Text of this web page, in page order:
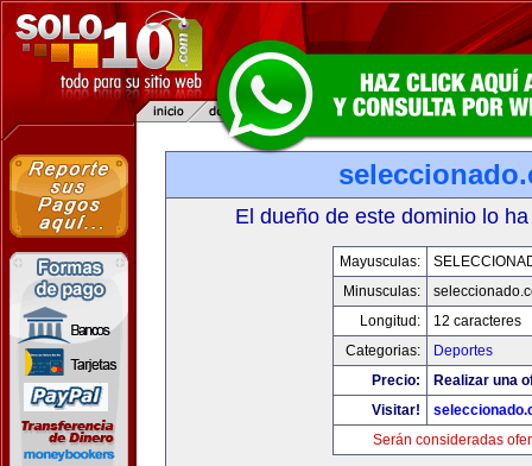
El dueño de este dominio lo
Mayusculas:
Minusculas:
Longitud:
12 caracteres
Categorias:
Deportes
Precio:
Realizar una
Visitar!
Serán consideradas